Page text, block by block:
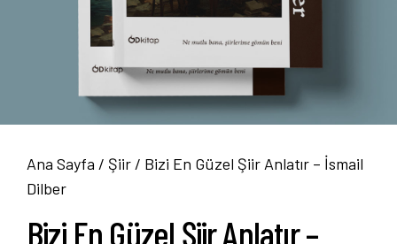
Ana Sayfa / Şiir / Bizi En Güzel Şiir Anlatır – İsmail
Dilber
Bizi En Güzel Şiir Anlatır –